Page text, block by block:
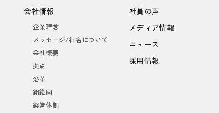
会社情報
企業理念
メッセージ/社名について
会社概要
拠点
沿革
組織図
経営体制
社員の声
メディア情報
ニュース
採用情報